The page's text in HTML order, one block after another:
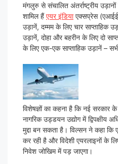
मंगलुरु से संचालित अंतर्राष्ट्रीय
शामिल हैंएयर इंडियाएक्सप्रेस (एआईई)
उड़ानें, दम्मम के लिए चार साप्ताहिक
उड़ानें, दोहा और बहरीन के लिए दो
के लिए एक-एक साप्ताहिक उड़ानें – सभी
विशेषज्ञों का कहना है कि नई सरकार
नागरिक उड्डयन उद्योग में द्विपक्षीय
मुद्दा बन सकता है। विल्सन ने कहा कि
कर रही है और विदेशी एयरलाइनों के
निवेश जोखिम में पड़ जाएगा।